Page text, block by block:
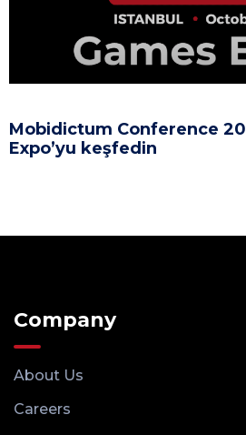
Mobidictum Conference
Expo’yu keşfedin
Company
About Us
Careers